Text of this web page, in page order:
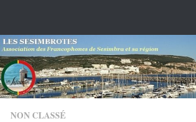
NON CLASSÉ